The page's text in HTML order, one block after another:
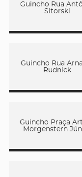
Guincho Rua
Sitorski
Guincho Rua
Rudnick
Guincho Praça
Morgenstern